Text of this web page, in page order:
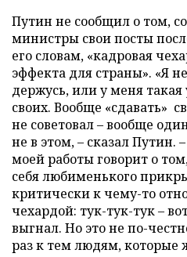
Путин не сообщил о том,
министры свои посты
его словам, «кадровая
эффекта для страны». «Я
держусь, или у меня такая
своих. Вообще «сдавать»
не советовал – вообще
не в этом, – сказал Путин.
моей работы говорит о
себя любименького
критически к чему-то
чехардой: тук-тук-тук –
выгнал. Но это не по-
раз к тем людям, которые